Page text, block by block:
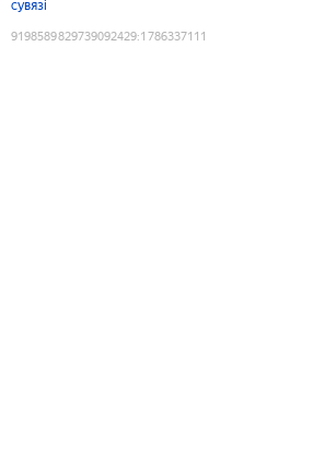
сувязі
9198589829739092429:1786337111